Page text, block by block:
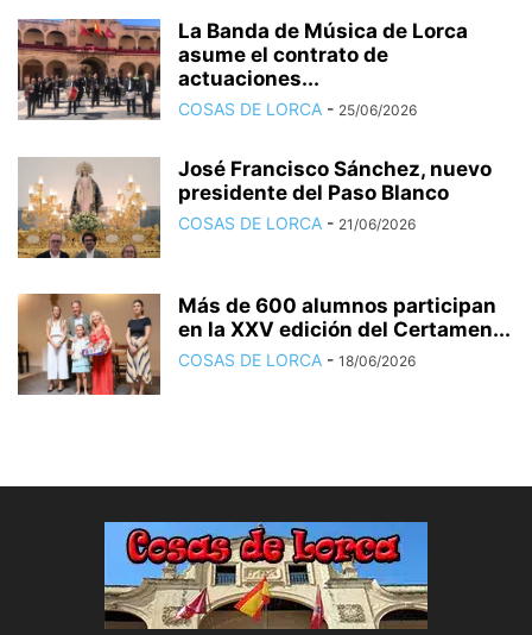
La Banda de Música de Lorca
asume el contrato de
actuaciones...
COSAS DE LORCA - 25/06/2026
José Francisco Sánchez, nuevo
presidente del Paso Blanco
COSAS DE LORCA - 21/06/2026
Más de 600 alumnos participan
en la XXV edición del Certamen...
COSAS DE LORCA - 18/06/2026